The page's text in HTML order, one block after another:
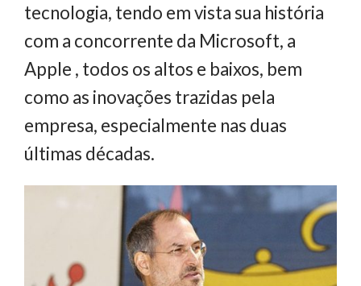
tecnologia, tendo em vista sua história
com a concorrente da Microsoft, a
Apple , todos os altos e baixos, bem
como as inovações trazidas pela
empresa, especialmente nas duas
últimas décadas.